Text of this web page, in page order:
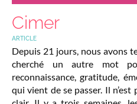
Cimer
ARTICLE
Depuis 21 jours, nous avons
cherché un autre mot
reconnaissance, gratitude,
qui vient de se passer. Il